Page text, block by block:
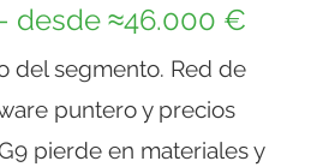
desde ≈46.000 €
del segmento. Red de
puntero y precios
pierde en materiales y